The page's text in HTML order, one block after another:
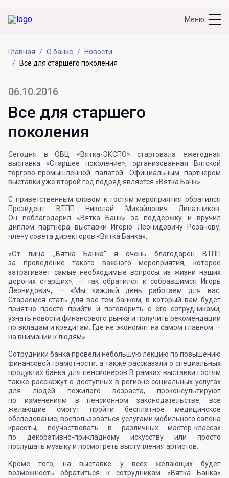
Меню
Главная О банке
Новости
Все для старшего поколения
06.10.2016
Все для старшего
поколения
Сегодня в ОВЦ «Вятка-ЭКСПО» стартовала ежегодная
выставка «Старшее поколение», организованная Вятской
торгово-промышленной палатой. Официальным партнером
выставки уже второй год подряд является «Вятка Банк».
С приветственным словом к гостям мероприятия обратился
Президент ВТПП Николай Михайлович Липатников.
Он поблагодарил «Вятка Банк» за поддержку и вручил
диплом партнера выставки Игорю Леонидовичу Розанову,
члену совета директоров «Вятка Банка».
«От лица „Вятка Банка“ я очень благодарен ВТПП
за проведение такого важного мероприятия, которое
затрагивает самые необходимые вопросы из жизни наших
дорогих старших», — так обратился к собравшимся Игорь
Леонидович, — «Мы каждый день работаем для вас.
Стараемся стать для вас тем банком, в который вам будет
приятно просто прийти и поговорить с его сотрудниками,
узнать новости финансового рынка и получить рекомендации
по вкладам и кредитам. Где не экономят на самом главном —
на внимании к людям».
Сотрудники банка провели небольшую лекцию по повышению
финансовой грамотности, а также рассказали о специальных
продуктах банка для пенсионеров В рамках выставки гостям
также расскажут о доступных в регионе социальных услугах
для людей пожилого возраста, проконсультируют
по изменениям в пенсионном законодательстве, все
желающие смогут пройти бесплатное медицинское
обследование, воспользоваться услугами мобильного салона
красоты, поучаствовать в различных мастер-классах
по декоративно-прикладному искусству или просто
послушать музыку и посмотреть выступления артистов.
Кроме того, на выставке у всех желающих будет
возможность обратиться к сотрудникам «Вятка Банка»